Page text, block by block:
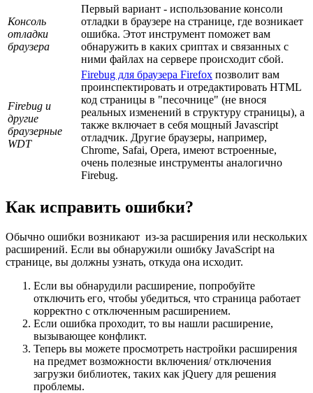
Консоль
отладки
браузера
Первый вариант - использование консоли
отладки в браузере на странице, где возникает
ошибка. Этот инструмент поможет вам
обнаружить в каких сриптах и связанных с
ними файлах на сервере происходит сбой.
Firebug и
другие
браузерные
WDT
Firebug для браузера Firefox позволит вам
проинспектировать и отредактировать HTML
код страницы в "песочнице" (не внося
реальных изменений в структуру страницы), а
также включает в себя мощный Javascript
отладчик. Другие браузеры, например,
Chrome, Safai, Opera, имеют встроенные,
очень полезные инструменты аналогично
Firebug.
Как исправить ошибки?
Обычно ошибки возникают из-за расширения или нескольких
расширений. Если вы обнаружили ошибку JavaScript на
странице, вы должны узнать, откуда она исходит.
Если вы обнарудили расширение, попробуйте
отключить его, чтобы убедиться, что страница работает
корректно с отключенным расширением.
Если ошибка проходит, то вы нашли расширение,
вызывающее конфликт.
Теперь вы можете просмотреть настройки расширения
на предмет возможности включения/ отключения
загрузки библиотек, таких как jQuery для решения
проблемы.